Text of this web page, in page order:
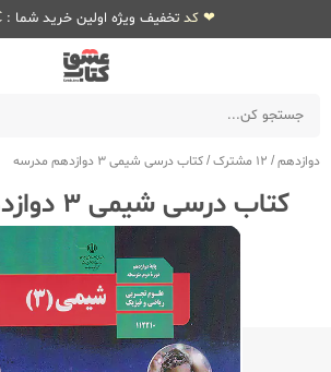
❤ کد تخفیف ویژه اولین خرید شما : KLC ❤
دوازدهم/ 12 مشترک /کتاب درسی شیمی 3 دوازدهم مدرسه
کتاب درسی شیمی 3 دوازدهم مدرسه